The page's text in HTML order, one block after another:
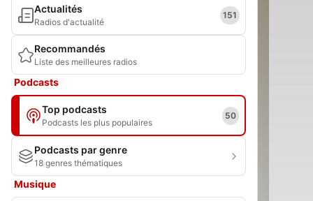
Actualités
Radios d'actualité
151
Recommandés
Liste des meilleures radios
Podcasts
Top podcasts
Podcasts les plus populaires
50
Podcasts par genre
18 genres thématiques
Musique